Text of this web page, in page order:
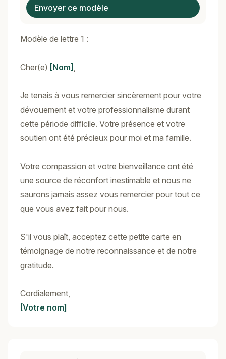
Envoyer ce modèle
Modèle de lettre 1 :
Cher(e) [Nom] ,
Je tenais à vous remercier sincèrement pour votre
dévouement et votre professionnalisme durant
cette période difficile. Votre présence et votre
soutien ont été précieux pour moi et ma famille.
Votre compassion et votre bienveillance ont été
une source de réconfort inestimable et nous ne
saurons jamais assez vous remercier pour tout ce
que vous avez fait pour nous.
S'il vous plaît, acceptez cette petite carte en
témoignage de notre reconnaissance et de notre
gratitude.
Cordialement,
[Votre nom]